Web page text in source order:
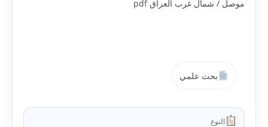
بحث علمي
النوع